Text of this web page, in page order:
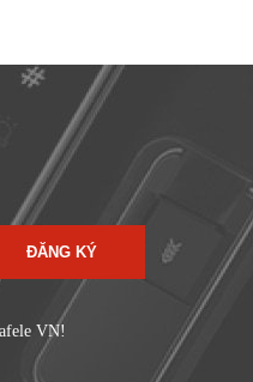
ĐĂNG KÝ
VN!